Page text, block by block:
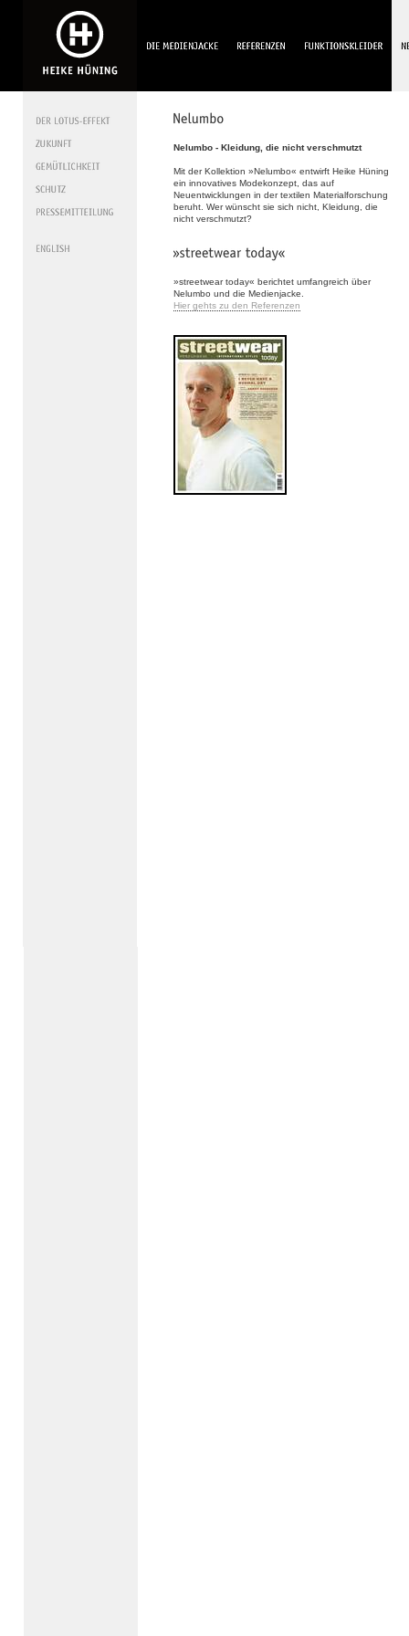
Nelumbo - Kleidung, die nicht verschmutzt
Mit der Kollektion »Nelumbo« entwirft Heike Hüning
ein innovatives Modekonzept, das auf
Neuentwicklungen in der textilen Materialforschung
beruht. Wer wünscht sie sich nicht, Kleidung, die
nicht verschmutzt?
»streetwear today« berichtet umfangreich über
Nelumbo und die Medienjacke.
Hier gehts zu den Referenzen